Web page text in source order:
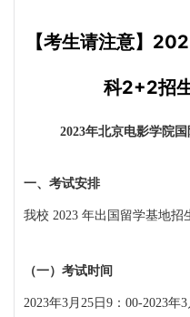
【考生请注意】
科2+2招
2023年北京电影学院
一、考试安排
我校 2023 年出国留学基地招
（一）考试时间
2023年3月25日9：00-2023年